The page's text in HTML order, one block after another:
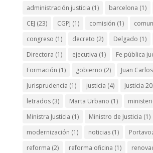
administración justicia (1) barcelona (1)
CEJ (23) CGPJ (1) comisión (1)
congreso (1) decreto (2) Delgado (1)
Directora (1) ejecutiva (1) Fe pública
Formación (1) gobierno (2) Juan
Jurisprudencia (1) justicia (4) Justicia
letrados(3) Marta Urbano (1)
Ministra Justicia (1) Ministro de Justicia (1)
modernización (1) noticias(1)
reforma (2) reforma oficina (1)